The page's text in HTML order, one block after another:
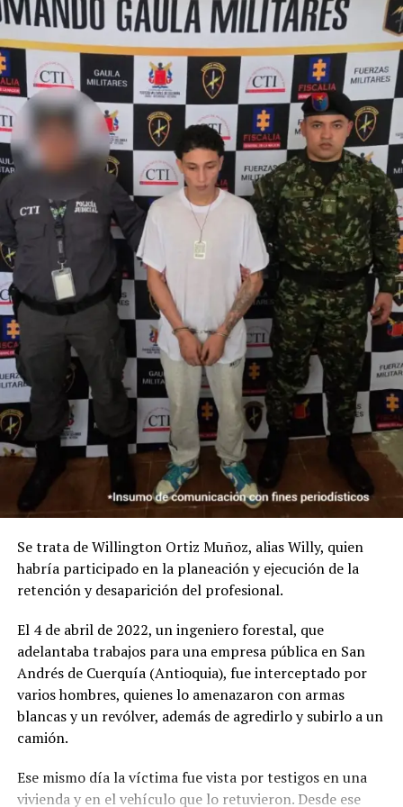
ADVERTISEMENT
Rol de los procesados en el hecho
Actividades investigativas lideradas por un fiscal
especializado de la Seccional Cali permitieron establecer
el rol de los procesados en la ejecución del ilícito.
Yulieth Cecilia Angulo Escobar se habría encargado de
transportar en una motocicleta a la víctima hasta el
inmueble que previamente había conseguido para tal
fin. Para ganarse su confianza, habría fingido estar en
estado de embarazo, y el día de los hechos le aseguró
que la llevaría a una pañalera en el sur de la ciudad.
Al llegar al inmueble, Nitzon Stiven Mondragón Cuero
presuntamente agredió violentamente a la víctima y la
muerte.
En ese lugar le habría sido extraída, mediante una
Antes de salir del inmueble con el cuerpo de la víctima,
habrían desplegado acciones para ocultar la evidencia
del crimen.
Se trata de Willington Ortiz Muñoz, alias Willy, quien
habría participado en la planeación y ejecución de la
retención y desaparición del profesional.
El 4 de abril de 2022, un ingeniero forestal, que
adelantaba trabajos para una empresa pública en San
Andrés de Cuerquía (Antioquia), fue interceptado por
varios hombres, quienes lo amenazaron con armas
blancas y un revólver, además de agredirlo y subirlo a un
camión.
Ese mismo día la víctima fue vista por testigos en una
vivienda y en el vehículo que lo retuvieron. Desde ese